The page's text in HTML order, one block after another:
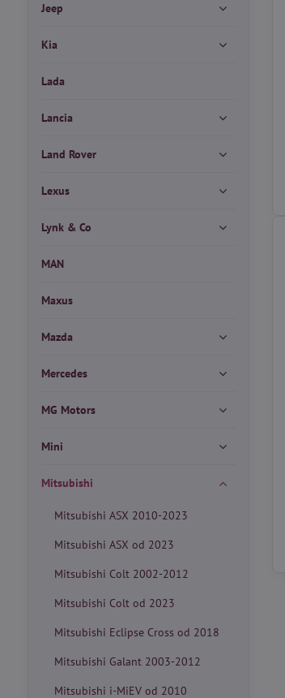
Jeep
Kia
Lada
Lancia
Land Rover
Lexus
Lynk & Co
MAN
Maxus
Mazda
Mercedes
MG Motors
Mini
Mitsubishi
Mitsubishi ASX 2010-2023
Mitsubishi ASX od 2023
Mitsubishi Colt 2002-2012
Mitsubishi Colt od 2023
Mitsubishi Eclipse Cross od 2018
Mitsubishi Galant 2003-2012
Mitsubishi i-MiEV od 2010